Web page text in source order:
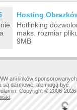
Hosting
Hotlinking
maks. rozmiar
9MB
ani linków sponsorowanych
są darmowe, ale mogą być
Copyright © 2006-2026